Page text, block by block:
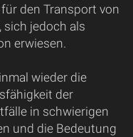
den Transport von
sich jedoch als
erwiesen.
wieder die
der
in schwierigen
und die Bedeutung